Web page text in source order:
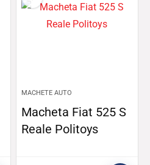
MACHETE AUTO
Macheta Fiat 525 S
Reale Politoys